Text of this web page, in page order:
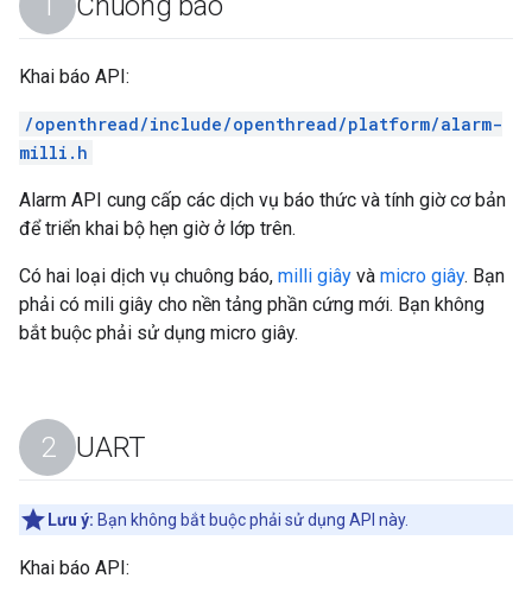
Khai báo API:
/openthread/include/openthread/platform/alarm-
milli.h
Alarm API cung cấp các dịch vụ báo thức và tính giờ cơ bản
để triển khai bộ hẹn giờ ở lớp trên.
Có hai loại dịch vụ chuông báo, milli giây và micro giây. Bạn
phải có mili giây cho nền tảng phần cứng mới. Bạn không
bắt buộc phải sử dụng micro giây.
UART
Lưu ý: Bạn không bắt buộc phải sử dụng API này.
Khai báo API: